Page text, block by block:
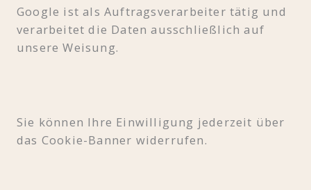
Google ist als Auftragsverarbeiter tätig und
verarbeitet die Daten ausschließlich auf
unsere Weisung.
Sie können Ihre Einwilligung jederzeit über
das Cookie-Banner widerrufen.